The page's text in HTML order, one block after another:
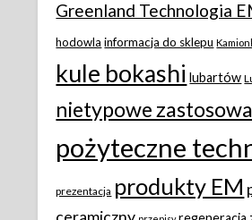
Greenland Technologia
hodowla informacja do sklepu
kule bokashi lubartów
nietypowe
pożyteczne
prezentacja produkty EM